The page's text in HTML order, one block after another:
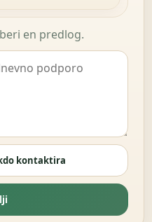
en predlog.
kontaktira